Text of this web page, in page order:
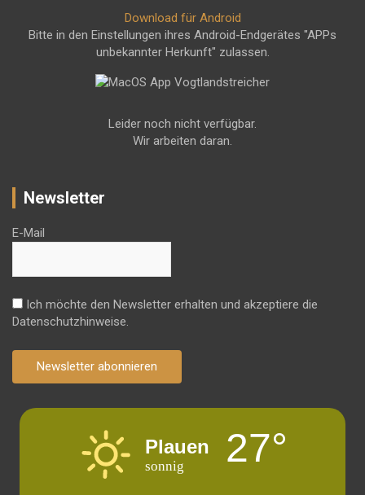
Download für Android
Bitte in den Einstellungen ihres Android-Endgerätes "APPs
unbekannter Herkunft" zulassen.
Leider noch nicht verfügbar.
Wir arbeiten daran.
Newsletter
E-Mail
Ich möchte den Newsletter erhalten und akzeptiere die
Datenschutzhinweise.
Newsletter abonnieren
Plauen
sonnig 27°